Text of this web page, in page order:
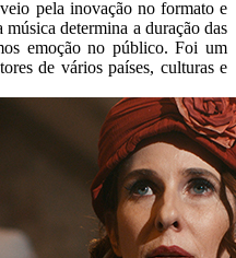
pela inovação no formato e
determina a duração das
emoção no público. Foi um
de vários países, culturas e